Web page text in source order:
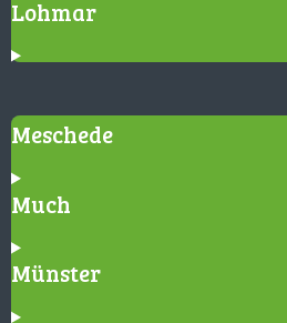
Lohmar
Meschede
Much
Münster